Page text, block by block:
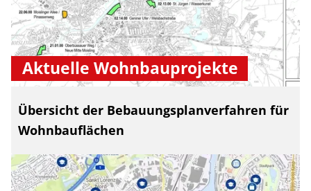
Aktuelle Wohnbauprojekte
Übersicht der Bebauungsplanverfahren für
Wohnbauflächen